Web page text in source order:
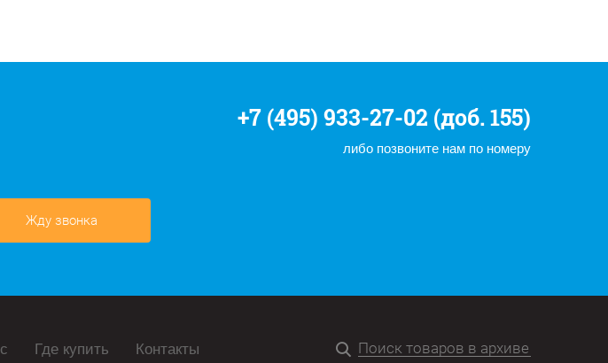
+7 (495) 933-27-02 (доб. 155)
либо позвоните нам по номеру
Жду звонка
Где купить Контакты